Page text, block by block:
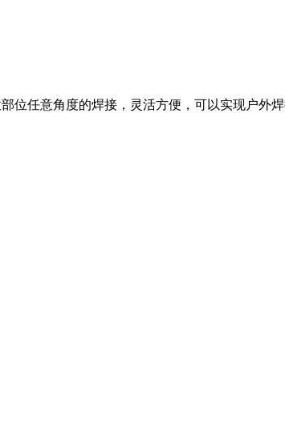
位任意角度的焊接，灵活方便，可以实现户外